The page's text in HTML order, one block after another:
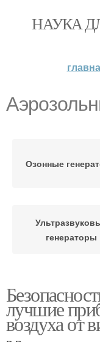
НАУКА
Озонные
генераторы
лучшие
воздуха от